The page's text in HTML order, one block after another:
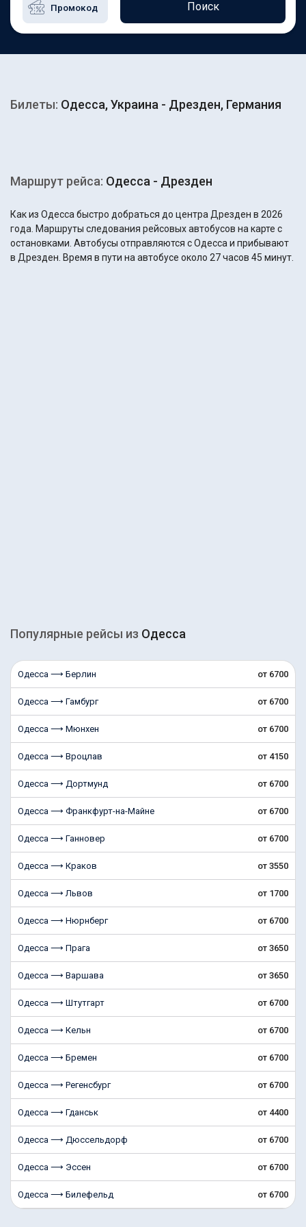
Поиск
Билеты: Одесса, Украина - Дрезден, Германия
Маршрут рейса: Одесса - Дрезден
Как из Одесса быстро добраться до центра Дрезден в 2026
года. Маршруты следования рейсовых автобусов на карте с
остановками. Автобусы отправляются с Одесса и прибывают
в Дрезден. Время в пути на автобусе около 27 часов 45 минут.
Популярные рейсы из Одесса
Одесса ⟶ Берлин от 6700
Одесса ⟶ Гамбург от 6700
Одесса ⟶ Мюнхен от 6700
Одесса ⟶ Вроцлав от 4150
Одесса ⟶ Дортмунд от 6700
Одесса ⟶ Франкфурт-на-Майне от 6700
Одесса ⟶ Ганновер от 6700
Одесса ⟶ Краков от 3550
Одесса ⟶ Львов от 1700
Одесса ⟶ Нюрнберг от 6700
Одесса ⟶ Прага от 3650
Одесса ⟶ Варшава от 3650
Одесса ⟶ Штутгарт от 6700
Одесса ⟶ Кельн от 6700
Одесса ⟶ Бремен от 6700
Одесса ⟶ Регенсбург от 6700
Одесса ⟶ Гданськ от 4400
Одесса ⟶ Дюссельдорф от 6700
Одесса ⟶ Эссен от 6700
Одесса ⟶ Билефельд от 6700